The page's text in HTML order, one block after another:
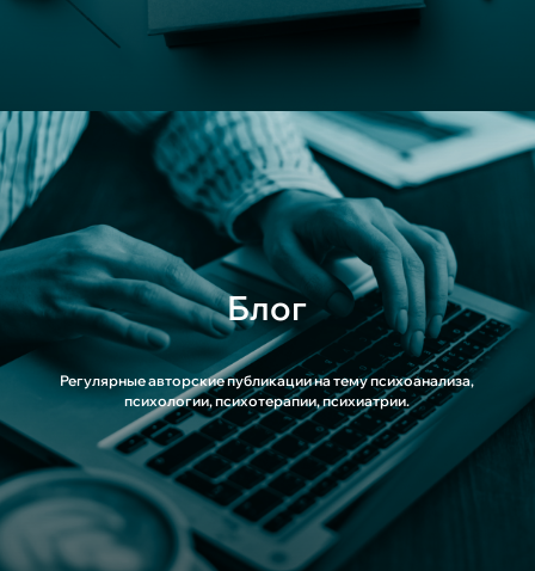
Блог
Регулярные авторские публикации на тему психоанализа,
психологии, психотерапии, психиатрии.